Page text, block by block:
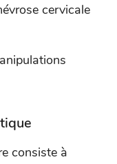
cervicale
consiste à